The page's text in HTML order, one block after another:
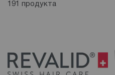
191 продукта